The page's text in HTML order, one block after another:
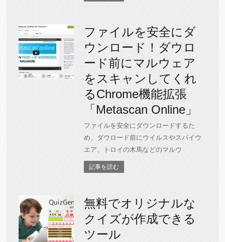
ファイルを安全にダ
ウンロード！ダウロ
ード前にマルウェア
をスキャンしてくれ
るChrome機能拡張
「Metascan Online」
ファイルを安全にダウンロードするた
め、ダウロード前にウイルスやスパイウ
エア、トロイの木馬などのマルウ
記事を読む
無料でオリジナルな
クイズが作成できる
ツール